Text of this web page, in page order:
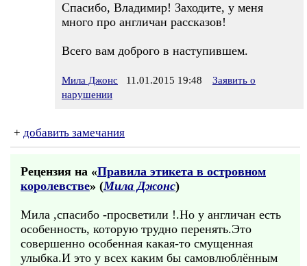
Спасибо, Владимир! Заходите, у меня
много про англичан рассказов!
Всего вам доброго в наступившем.
Мила Джонс 11.01.2015 19:48
Заявить о
нарушении
+ добавить замечания
Рецензия на «Правила этикета в островном
королевстве» (Мила Джонс)
Мила ,спасибо -просветили !.Но у англичан есть
особенность, которую трудно перенять.Это
совершенно особенная какая-то смущенная
улыбка.И это у всех каким бы самовлюблённым